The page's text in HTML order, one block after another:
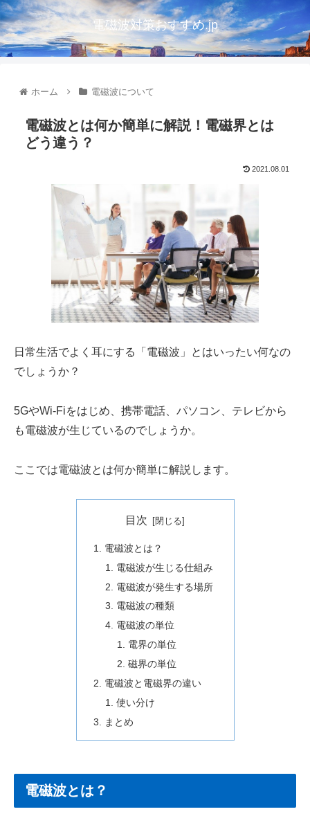
電磁波対策おすすめ.jp
ホーム 電磁波について
電磁波とは何か簡単に解説！電磁界とは
どう違う？
2021.08.01
日常生活でよく耳にする「電磁波」とはいったい何なの
でしょうか？
5GやWi-Fiをはじめ、携帯電話、パソコン、テレビから
も電磁波が生じているのでしょうか。
ここでは電磁波とは何か簡単に解説します。
目次
電磁波とは？
電磁波が生じる仕組み
電磁波が発生する場所
電磁波の種類
電磁波の単位
電界の単位
磁界の単位
電磁波と電磁界の違い
使い分け
まとめ
電磁波とは？